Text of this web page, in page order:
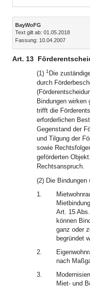
Inhalt
BayWoFG
Text gilt ab: 01.05.2018
Fassung: 10.04.2007
Art. 13
(1) 1 Die
durch
Bindungen wirken
trifft die
erforderlichen
Gegenstand der
und Tilgung der
sowie
geförderten Objekt.
Rechtsanspruch.
(2) Die Bindungen
1.
Art. 15
können
ganz oder
begründet
2.
nach
3.
Miet- und